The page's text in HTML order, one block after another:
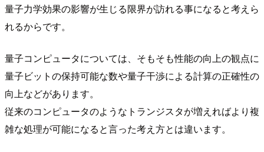
量子力学効果の影響が生じる限界が訪れる事になると考えら
れるからです。
量子コンピュータについては、そもそも性能の向上の観点に
量子ビットの保持可能な数や量子干渉による計算の正確性の
向上などがあります。
従来のコンピュータのようなトランジスタが増えればより複
雑な処理が可能になると言った考え方とは違います。